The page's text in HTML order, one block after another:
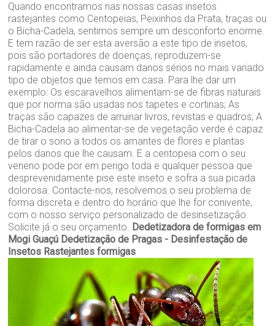
Quando encontramos nas nossas casas insetos
rastejantes como Centopeias, Peixinhos da Prata, traças ou
o Bicha-Cadela, sentimos sempre um desconforto enorme.
E tem razão de ser esta aversão a este tipo de insetos,
pois são portadores de doenças, reproduzem-se
rapidamente e ainda causam danos sérios no mais variado
tipo de objetos que temos em casa. Para lhe dar um
exemplo: Os escaravelhos alimentam-se de fibras naturais
que por norma são usadas nos tapetes e cortinas; As
traças são capazes de arruinar livros, revistas e quadros; A
Bicha-Cadela ao alimentar-se de vegetação verde é capaz
de tirar o sono a todos os amantes de flores e plantas
pelos danos que lhe causam. E a centopeia com o seu
veneno pode por em perigo toda e qualquer pessoa que
desprevenidamente pise este inseto e sofra a sua picada
dolorosa. Contacte-nos, resolvemos o seu problema de
forma discreta e dentro do horário que lhe for conivente,
com o nosso serviço personalizado de desinsetização.
Solicite já o seu orçamento. Dedetizadora de formigas em
Mogi Guaçú Dedetização de Pragas - Desinfestação de
Insetos Rastejantes formigas